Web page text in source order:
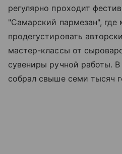
регулярно проходит
"Самарский пармезан", где
продегустировать
мастер-классы от
сувениры ручной работы.
собрал свыше семи тысяч